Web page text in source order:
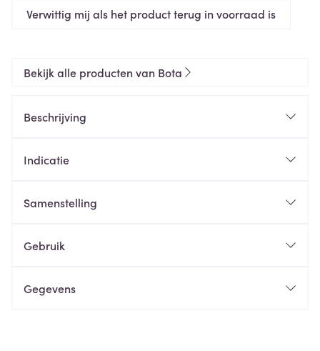
Verwittig mij als het product terug in voorraad is
Bekijk alle producten van Bota
Beschrijving
Indicatie
Samenstelling
Gebruik
Gegevens